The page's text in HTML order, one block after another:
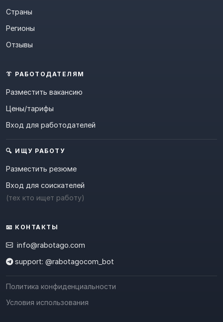
Страны
Регионы
Отзывы
👔 РАБОТОДАТЕЛЯМ
Разместить вакансию
Цены/тарифы
Вход для работодателей
🔍 ИЩУ РАБОТУ
Разместить резюме
Вход для соискателей
(тех кто ищет работу)
📧 КОНТАКТЫ
info@rabotago.com
support: @rabotagocom_bot
Политика конфиденциальности
Условия использования